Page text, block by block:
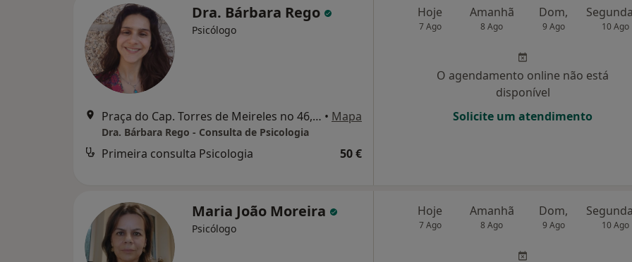
Dra. Bárbara Rego
Psicólogo
Praça do Cap. Torres de Meireles no 46, Penafiel • Mapa
Dra. Bárbara Rego - Consulta de Psicologia
Primeira consulta Psicologia 50 €
Hoje
7 Ago
Amanhã
8 Ago
Dom,
9 Ago 10 Ago
O agendamento online não está
disponível
Solicite um atendimento
Maria João Moreira
Psicólogo
Hoje
7 Ago
Amanhã
8 Ago
Dom,
9 Ago 10 Ago